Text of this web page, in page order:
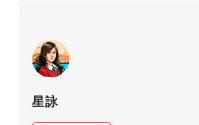
星詠